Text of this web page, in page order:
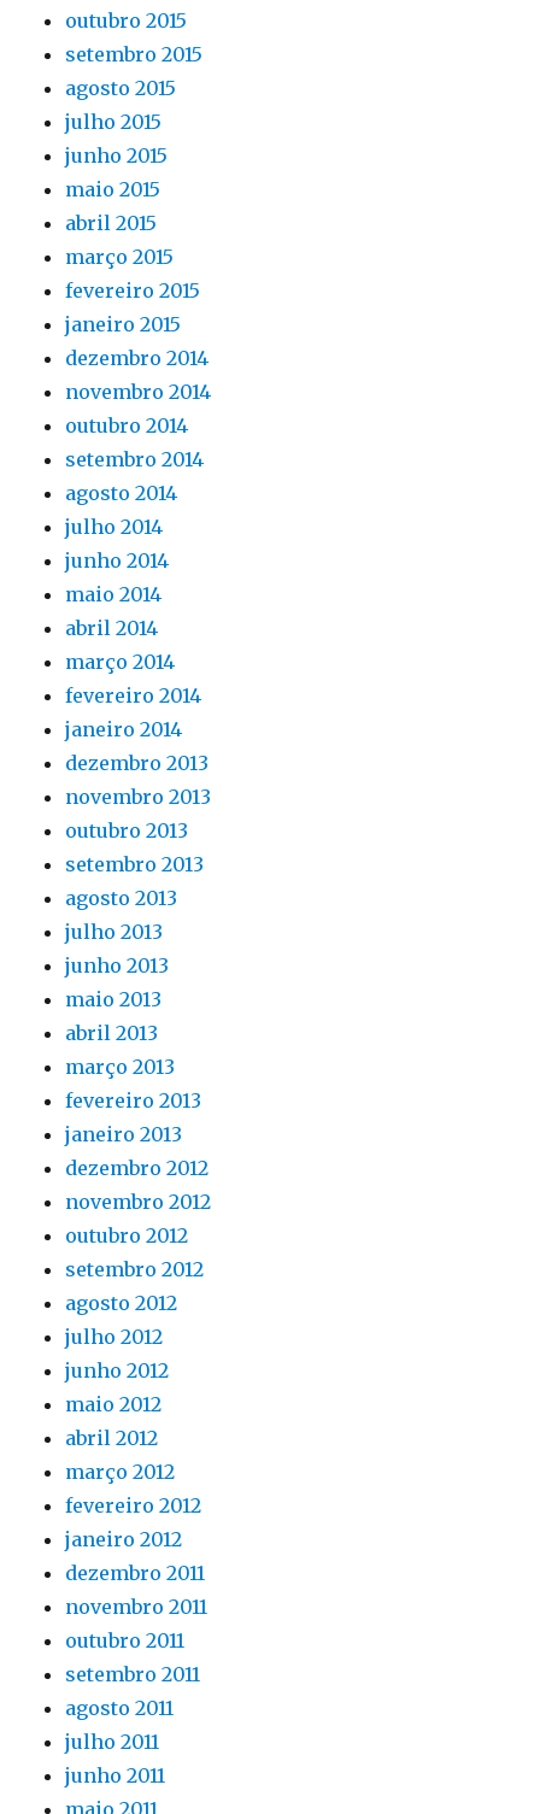
outubro 2015
setembro 2015
agosto 2015
julho 2015
junho 2015
maio 2015
abril 2015
março 2015
fevereiro 2015
janeiro 2015
dezembro 2014
novembro 2014
outubro 2014
setembro 2014
agosto 2014
julho 2014
junho 2014
maio 2014
abril 2014
março 2014
fevereiro 2014
janeiro 2014
dezembro 2013
novembro 2013
outubro 2013
setembro 2013
agosto 2013
julho 2013
junho 2013
maio 2013
abril 2013
março 2013
fevereiro 2013
janeiro 2013
dezembro 2012
novembro 2012
outubro 2012
setembro 2012
agosto 2012
julho 2012
junho 2012
maio 2012
abril 2012
março 2012
fevereiro 2012
janeiro 2012
dezembro 2011
novembro 2011
outubro 2011
setembro 2011
agosto 2011
julho 2011
junho 2011
maio 2011